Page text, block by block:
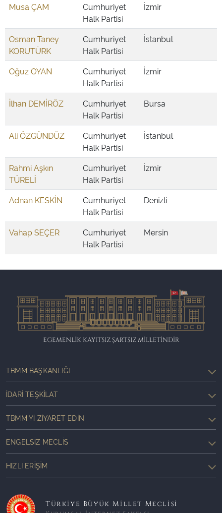
Musa ÇAM
Cumhuriyet
Halk Partisi
İzmir
Osman Taney
KORUTÜRK
Cumhuriyet
Halk Partisi
İstanbul
Oğuz OYAN
Cumhuriyet
Halk Partisi
İzmir
İlhan DEMİRÖZ
Cumhuriyet
Halk Partisi
Bursa
Ali ÖZGÜNDÜZ
Cumhuriyet
Halk Partisi
İstanbul
Rahmi Aşkın
TÜRELİ
Cumhuriyet
Halk Partisi
İzmir
Adnan KESKİN
Cumhuriyet
Halk Partisi
Denizli
Vahap SEÇER
Cumhuriyet
Halk Partisi
Mersin
EGEMENLİK KAYITSIZ ŞARTSIZ MİLLETİNDİR
TBMM BAŞKANLIĞI
İDARI TEŞKILAT
TBMM'YI ZIYARET EDIN
ENGELSIZ MECLIS
HIZLI ERIŞIM
Türkiye Büyük Millet Meclisi